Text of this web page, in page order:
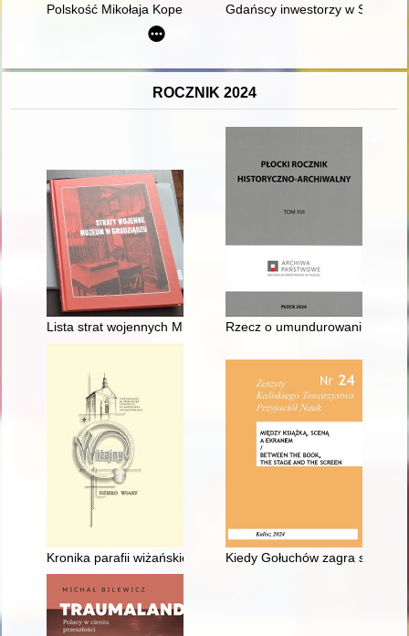
Polskość Mikołaja Kopernika z rodu Ślązaka
Gdańscy inwestorzy w
ROCZNIK 2024
Lista strat wojennych Muzeum w Grudziądzu
Rzecz o umundurowaniu
Kronika parafii wiżańskiej Kiedy Gołuchów zagra